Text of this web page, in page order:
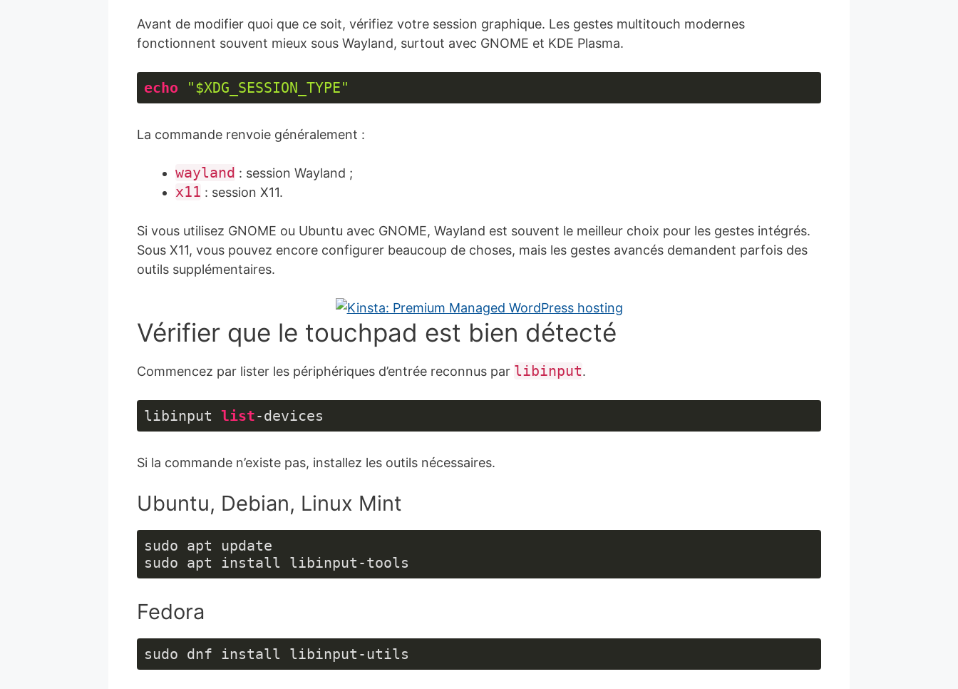
Avant de modifier quoi que ce soit, vérifiez votre session graphique. Les gestes multitouch modernes
fonctionnent souvent mieux sous Wayland, surtout avec GNOME et KDE Plasma.
echo "$XDG_SESSION_TYPE"
code :
La commande renvoie généralement :
wayland : session Wayland ;
x11 : session X11.
Si vous utilisez GNOME ou Ubuntu avec GNOME, Wayland est souvent le meilleur choix pour les gestes intégrés.
Sous X11, vous pouvez encore configurer beaucoup de choses, mais les gestes avancés demandent parfois des
outils supplémentaires.
Vérifier que le touchpad est bien détecté
Commencez par lister les périphériques d’entrée reconnus par libinput.
libinput list-devices
code :
Si la commande n’existe pas, installez les outils nécessaires.
Ubuntu, Debian, Linux Mint
sudo apt update
sudo apt install libinput-tools
Fedora
sudo dnf install libinput-utils